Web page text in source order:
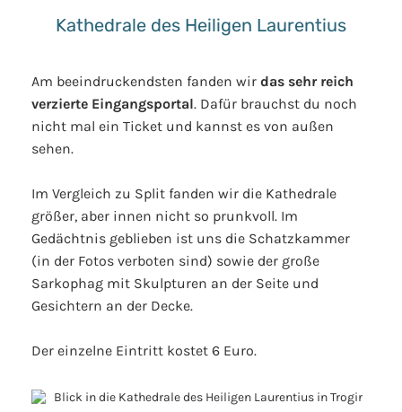
Kathedrale des Heiligen Laurentius
Am beeindruckendsten fanden wir das sehr reich
verzierte Eingangsportal. Dafür brauchst du noch
nicht mal ein Ticket und kannst es von außen
sehen.
Im Vergleich zu Split fanden wir die Kathedrale
größer, aber innen nicht so prunkvoll. Im
Gedächtnis geblieben ist uns die Schatzkammer
(in der Fotos verboten sind) sowie der große
Sarkophag mit Skulpturen an der Seite und
Gesichtern an der Decke.
Der einzelne Eintritt kostet 6 Euro.